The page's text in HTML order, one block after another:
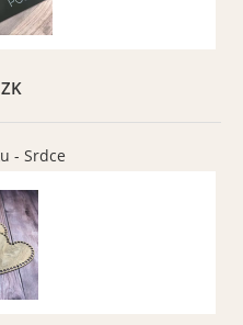
- Srdce